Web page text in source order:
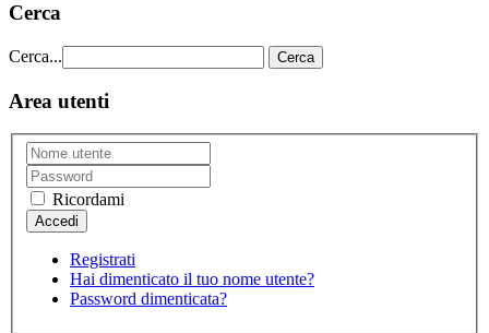
Cerca
Cerca... Cerca
Area utenti
Ricordami
Registrati
Hai dimenticato il tuo nome utente?
Password dimenticata?